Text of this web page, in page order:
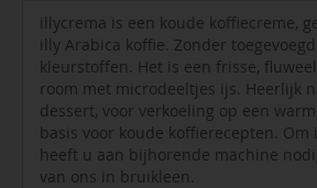
illycrema is een koude koffiecreme,
illy Arabica koffie. Zonder
kleurstoffen. Het is een frisse,
room met microdeeltjes ijs. Heerlijk
dessert, voor verkoeling op een
basis voor koude koffierecepten. Om
heeft u aan bijhorende machine
van ons in bruikleen.